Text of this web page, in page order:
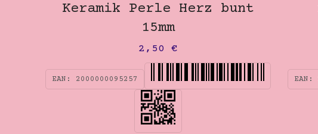
Keramik Perle Herz bunt
15mm
2,50€
EAN: 2000000095257 EAN: